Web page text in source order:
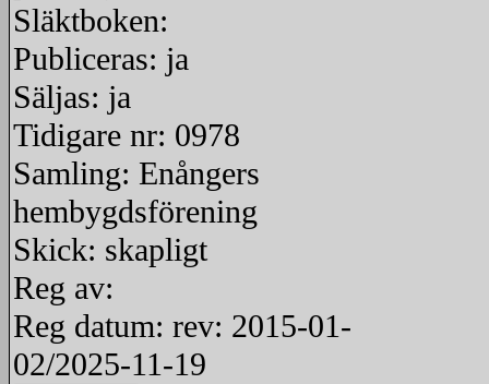
Släktboken:
Publiceras: ja
Säljas: ja
Tidigare nr: 0978
Samling: Enångers
hembygdsförening
Skick: skapligt
Reg av:
Reg datum: rev: 2015-01-
02/2025-11-19